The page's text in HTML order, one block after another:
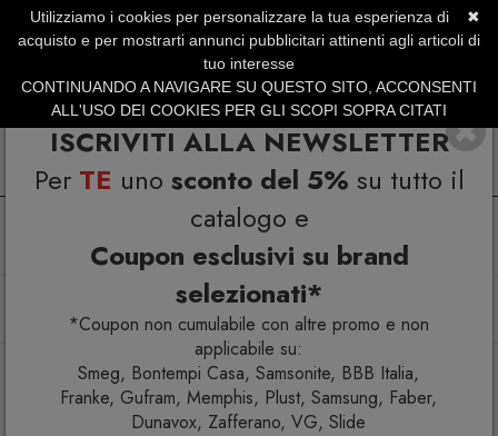
ISCRIVITI ALLA NEWSLETTER
Per TE uno sconto del 5% su tutto il
catalogo e
Coupon esclusivi su brand
selezionati*
*Coupon non cumulabile con altre promo e non
applicabile su:
Smeg, Bontempi Casa, Samsonite, BBB Italia,
Franke, Gufram, Memphis, Plust, Samsung, Faber,
Dunavox, Zafferano, VG, Slide
SERVIZIO CLIENTI +39.0773.470.562
SUMMER SALES | Fino al 31 Agosto
Arredo interno
Mobili contenitori
Tapies 69 Madia
✖
Utilizziamo i cookies per personalizzare la tua esperienza di
acquisto e per mostrarti annunci pubblicitari attinenti agli articoli di
tuo interesse
CONTINUANDO A NAVIGARE SU QUESTO SITO, ACCONSENTI
ALL'USO DEI COOKIES PER GLI SCOPI SOPRA CITATI